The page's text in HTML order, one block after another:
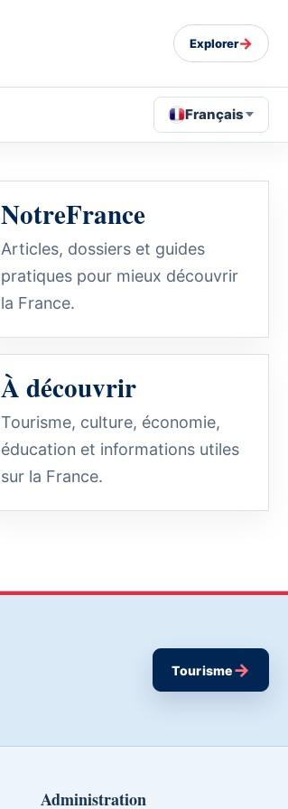
Explorer→
Français
NotreFrance
Articles, dossiers et guides
pratiques pour mieux découvrir
la France.
À découvrir
Tourisme, culture, économie,
éducation et informations utiles
sur la France.
Tourisme→
Administration